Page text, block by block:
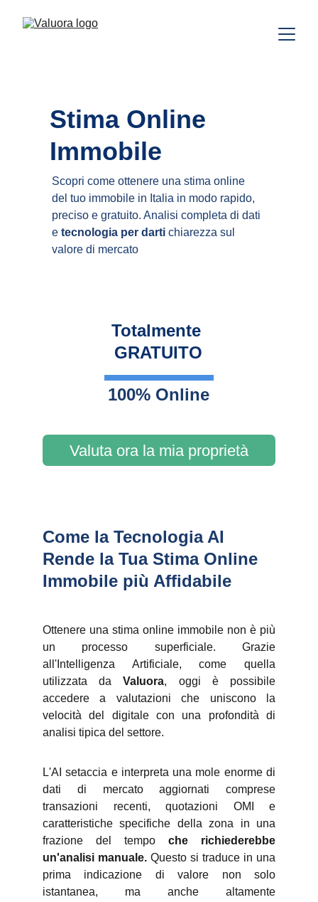
Scopri come ottenere una stima online
del tuo immobile in Italia in modo rapido,
preciso e gratuito. Analisi completa di dati
e tecnologia per darti chiarezza sul
valore di mercato
Stima Online
Immobile
Totalmente
GRATUITO
100% Online
Valuta ora la mia proprietà
Come la Tecnologia AI
Rende la Tua Stima Online
Immobile più Affidabile
Ottenere una stima online immobile non è più
un processo superficiale. Grazie
all'Intelligenza Artificiale, come quella
utilizzata daValuora, oggi è possibile
accedere a valutazioni che uniscono la
velocità del digitale con una profondità di
analisi tipica del settore.
L'AI setaccia e interpreta una mole enorme di
dati di mercato aggiornati comprese
transazioni recenti, quotazioni OMI e
caratteristiche specifiche della zona in una
frazione del tempo che richiederebbe
un'analisi manuale. Questo si traduce in una
prima indicazione di valore non solo
istantanea, ma anche altamente